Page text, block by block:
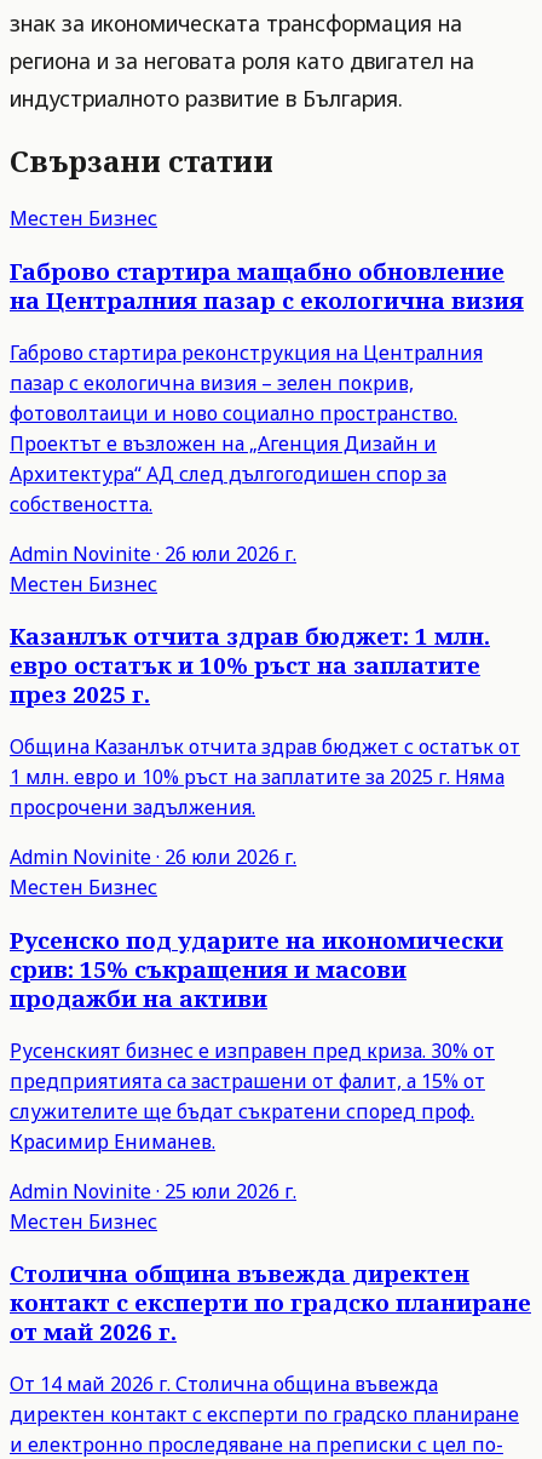
знак за икономическата трансформация на
региона и за неговата роля като двигател на
индустриалното развитие в България.
Свързани статии
Местен Бизнес
Габрово стартира мащабно обновление
на Централния пазар с екологична визия
Габрово стартира реконструкция на Централния
пазар с екологична визия – зелен покрив,
фотоволтаици и ново социално пространство.
Проектът е възложен на „Агенция Дизайн и
Архитектура“ АД след дългогодишен спор за
собствеността.
Admin Novinite· 26 юли 2026 г.
Местен Бизнес
Казанлък отчита здрав бюджет: 1 млн.
евро остатък и 10% ръст на заплатите
през 2025 г.
Община Казанлък отчита здрав бюджет с остатък от
1 млн. евро и 10% ръст на заплатите за 2025 г. Няма
просрочени задължения.
Admin Novinite· 26 юли 2026 г.
Местен Бизнес
Русенско под ударите на икономически
срив: 15% съкращения и масови
продажби на активи
Русенският бизнес е изправен пред криза. 30% от
предприятията са застрашени от фалит, а 15% от
служителите ще бъдат съкратени според проф.
Красимир Ениманев.
Admin Novinite· 25 юли 2026 г.
Местен Бизнес
Столична община въвежда директен
контакт с експерти по градско планиране
от май 2026 г.
От 14 май 2026 г. Столична община въвежда
директен контакт с експерти по градско планиране
и електронно проследяване на преписки с цел по-